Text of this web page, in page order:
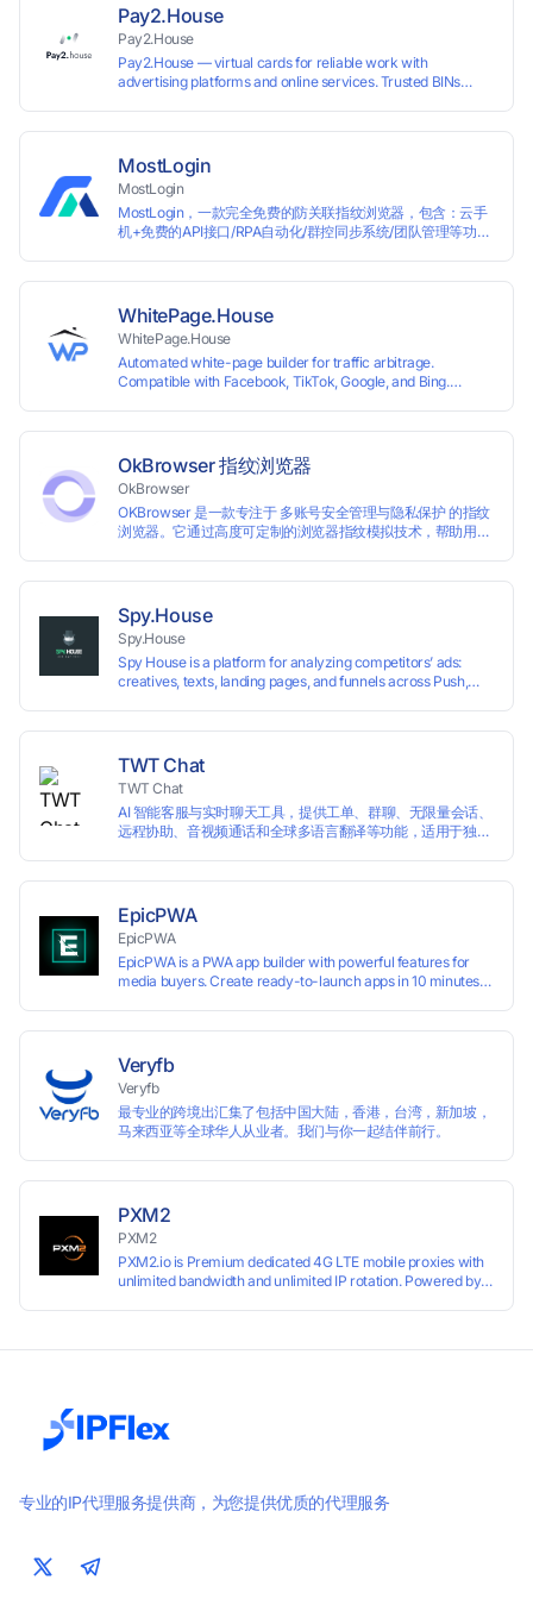
Pay2.House
Pay2.House
Pay2.House — virtual cards for reliable work with
advertising platforms and online services. Trusted BINs
IPFLEX when topping up your Pay2.House account and get
+1% credited to your balance from the deposit.
MostLogin
MostLogin
MostLogin，一款完全免费的防关联指纹浏览器，包含：云手
机+免费的API接口/RPA自动化/群控同步系统/团队管理等功
WhitePage.House
WhitePage.House
Automated white-page builder for traffic arbitrage.
Compatible with Facebook, TikTok, Google, and Bing.
OkBrowser 指纹浏览器
OkBrowser
OKBrowser 是一款专注于 多账号安全管理与隐私保护 的指纹
浏览器。它通过高度可定制的浏览器指纹模拟技术，帮助用户
Spy.House
Spy.House
Spy House is a platform for analyzing competitors’ ads:
creatives, texts, landing pages, and funnels across Push,
TWT Chat
TWT Chat
AI 智能客服与实时聊天工具，提供工单、群聊、无限量会话、
远程协助、音视频通话和全球多语言翻译等功能，适用于独立
EpicPWA
EpicPWA
EpicPWA is a PWA app builder with powerful features for
media buyers. Create ready-to-launch apps in 10 minutes
Veryfb
Veryfb
最专业的跨境出汇集了包括中国大陆，香港，台湾，新加坡，
马来西亚等全球华人从业者。我们与你一起结伴前行。
PXM2
PXM2
PXM2.io is Premium dedicated 4G LTE mobile proxies with
unlimited bandwidth and unlimited IP rotation. Powered by
专业的IP代理服务提供商，为您提供优质的代理服务